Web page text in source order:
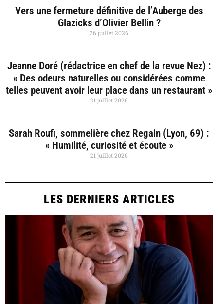
Vers une fermeture définitive de l’Auberge des
Glazicks d’Olivier Bellin ?
26 juillet 2026
Jeanne Doré (rédactrice en chef de la revue Nez) :
« Des odeurs naturelles ou considérées comme
telles peuvent avoir leur place dans un restaurant »
21 juillet 2026
Sarah Roufi, sommelière chez Regain (Lyon, 69) :
« Humilité, curiosité et écoute »
21 juillet 2026
LES DERNIERS ARTICLES